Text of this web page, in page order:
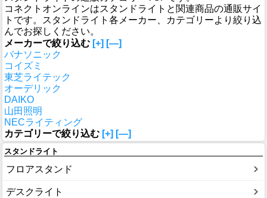
コネクトオンラインはスタンドライトと関連商品の通販サイ
トです。スタンドライト各メーカー、カテゴリーより絞り込
んでお探しください。
メーカーで絞り込む [+] [—]
パナソニック
コイズミ
東芝ライテック
オーデリック
DAIKO
山田照明
NECライティング
カテゴリーで絞り込む [+] [—]
スタンドライト
フロアスタンド
デスクライト